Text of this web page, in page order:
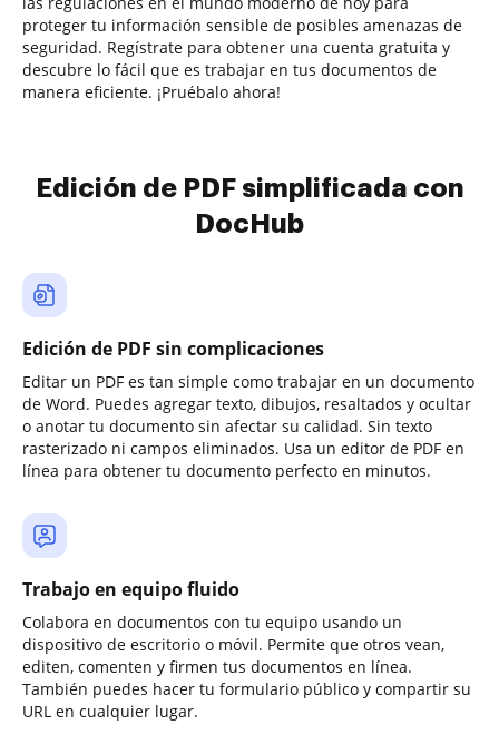
proteger tu información sensible de posibles amenazas de
seguridad. Regístrate para obtener una cuenta gratuita y
descubre lo fácil que es trabajar en tus documentos de
manera eficiente. ¡Pruébalo ahora!
Edición de PDF simplificada con
DocHub
Edición de PDF sin complicaciones
Editar un PDF es tan simple como trabajar en un documento
de Word. Puedes agregar texto, dibujos, resaltados y ocultar
o anotar tu documento sin afectar su calidad. Sin texto
rasterizado ni campos eliminados. Usa un editor de PDF en
línea para obtener tu documento perfecto en minutos.
Trabajo en equipo fluido
Colabora en documentos con tu equipo usando un
dispositivo de escritorio o móvil. Permite que otros vean,
editen, comenten y firmen tus documentos en línea.
También puedes hacer tu formulario público y compartir su
URL en cualquier lugar.